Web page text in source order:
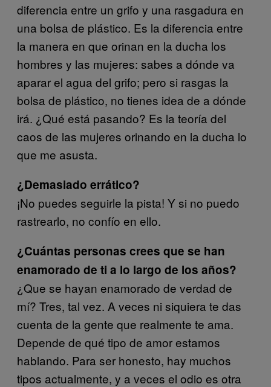
diferencia entre un grifo y una rasgadura en
una bolsa de plástico. Es la diferencia entre
la manera en que orinan en la ducha los
hombres y las mujeres: sabes a dónde va
aparar el agua del grifo; pero si rasgas la
bolsa de plástico, no tienes idea de a dónde
irá. ¿Qué está pasando? Es la teoría del
caos de las mujeres orinando en la ducha lo
que me asusta.
¿Demasiado errático?
¡No puedes seguirle la pista! Y si no puedo
rastrearlo, no confío en ello.
¿Cuántas personas crees que se han
enamorado de ti a lo largo de los años?
¿Que se hayan enamorado de verdad de
mí? Tres, tal vez. A veces ni siquiera te das
cuenta de la gente que realmente te ama.
Depende de qué tipo de amor estamos
hablando. Para ser honesto, hay muchos
tipos actualmente, y a veces el odio es otra